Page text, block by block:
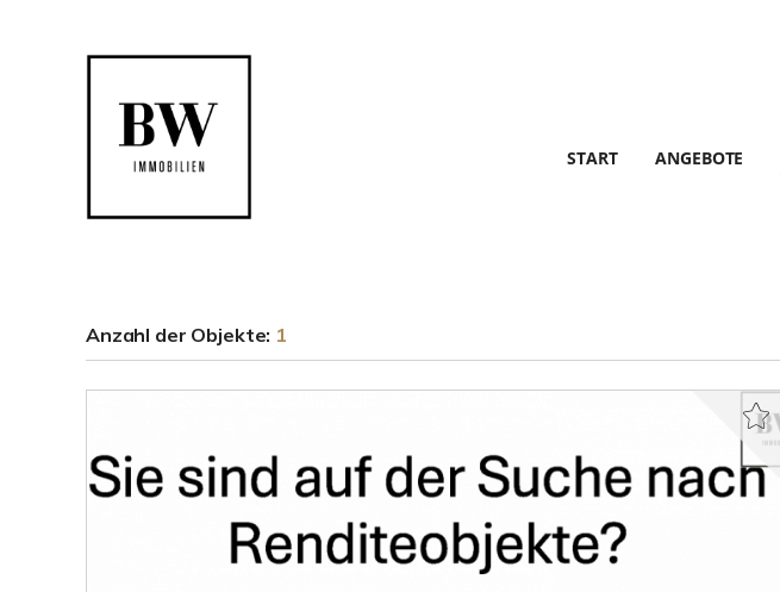
START ANGEBOTE
Anzahl der Objekte: 1